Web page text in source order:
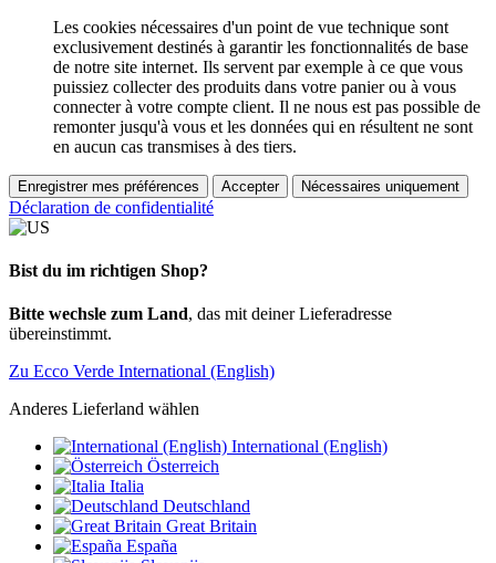
Les cookies nécessaires d'un point de vue technique sont
exclusivement destinés à garantir les fonctionnalités de base
de notre site internet. Ils servent par exemple à ce que vous
puissiez collecter des produits dans votre panier ou à vous
connecter à votre compte client. Il ne nous est pas possible de
remonter jusqu'à vous et les données qui en résultent ne sont
en aucun cas transmises à des tiers.
Enregistrer mes préférences Accepter Nécessaires uniquement
Déclaration de confidentialité
Bist du im richtigen Shop?
Bitte wechsle zum Land, das mit deiner Lieferadresse
übereinstimmt.
Zu Ecco Verde International (English)
Anderes Lieferland wählen
International (English)
Österreich
Italia
Deutschland
Great Britain
España